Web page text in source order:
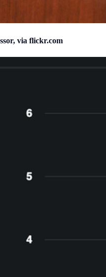
via flickr.com